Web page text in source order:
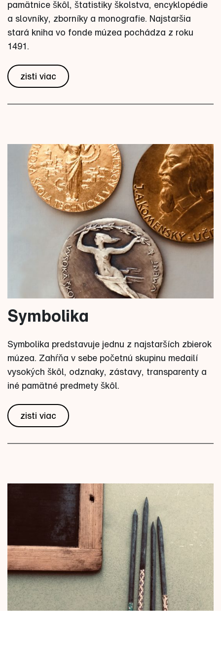
pamätnice škôl, štatistiky školstva, encyklopédie
a slovníky, zborníky a monografie. Najstaršia
stará kniha vo fonde múzea pochádza z roku
1491.
zisti viac
Symbolika
Symbolika predstavuje jednu z najstarších zbierok
múzea. Zahŕňa v sebe početnú skupinu medailí
vysokých škôl, odznaky, zástavy, transparenty a
iné pamätné predmety škôl.
zisti viac